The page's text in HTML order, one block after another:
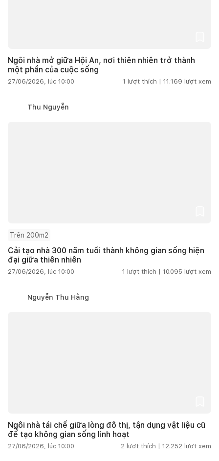
Ngôi nhà mở giữa Hội An, nơi thiên nhiên trở thành
một phần của cuộc sống
27/06/2026, lúc 10:00 1 lượt thích | 11.169 lượt xem
Thu Nguyễn
Trên 200m2
Cải tạo nhà 300 năm tuổi thành không gian sống hiện
đại giữa thiên nhiên
27/06/2026, lúc 10:00 1 lượt thích | 10.095 lượt xem
Nguyễn Thu Hằng
Ngôi nhà tái chế giữa lòng đô thị, tận dụng vật liệu cũ
để tạo không gian sống linh hoạt
27/06/2026, lúc 10:00 2 lượt thích | 12.252 lượt xem